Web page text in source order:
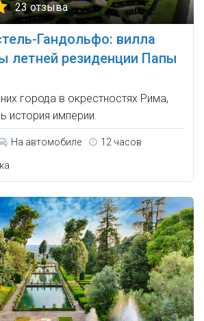
23 отзыва
Гандольфо: вилла
летней резиденции Папы
города в окрестностях Рима,
история империи.
На автомобиле 12 часов